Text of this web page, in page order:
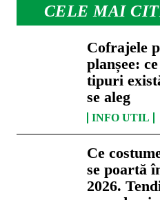
CELE MAI
Cofrajele
planșee:
tipuri
se aleg
INFO UTIL
Ce
se poartă
2026.